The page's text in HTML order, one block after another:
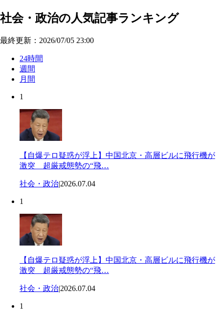
社会・政治の人気記事ランキング
最終更新：2026/07/05 23:00
24時間
週間
月間
1
【自爆テロ疑惑が浮上】中国北京・高層ビルに飛行機が
激突 超厳戒態勢の“飛…
社会・政治|2026.07.04
1
【自爆テロ疑惑が浮上】中国北京・高層ビルに飛行機が
激突 超厳戒態勢の“飛…
社会・政治|2026.07.04
1